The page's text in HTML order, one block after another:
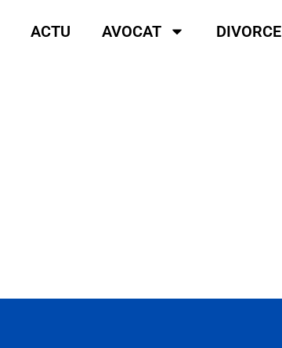
ACTU AVOCAT DIVORCE